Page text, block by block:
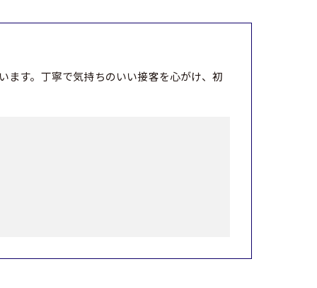
ます。丁寧で気持ちのいい接客を心がけ、初